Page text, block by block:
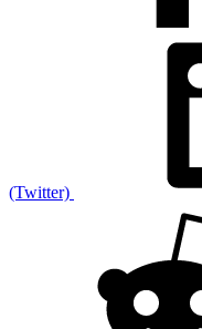
(Twitter)